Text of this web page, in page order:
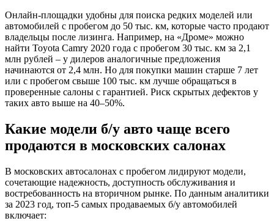
Онлайн-площадки удобны для поиска редких моделей или
автомобилей с пробегом до 50 тыс. км, которые часто продают
владельцы после лизинга. Например, на «Дроме» можно
найти Toyota Camry 2020 года с пробегом 30 тыс. км за 2,1
млн рублей – у дилеров аналогичные предложения
начинаются от 2,4 млн. Но для покупки машин старше 7 лет
или с пробегом свыше 100 тыс. км лучше обращаться в
проверенные салоны с гарантией. Риск скрытых дефектов у
таких авто выше на 40–50%.
Какие модели б/у авто чаще всего
продаются в московских салонах
В московских автосалонах с пробегом лидируют модели,
сочетающие надежность, доступность обслуживания и
востребованность на вторичном рынке. По данным аналитики
за 2023 год, топ-5 самых продаваемых б/у автомобилей
включает: